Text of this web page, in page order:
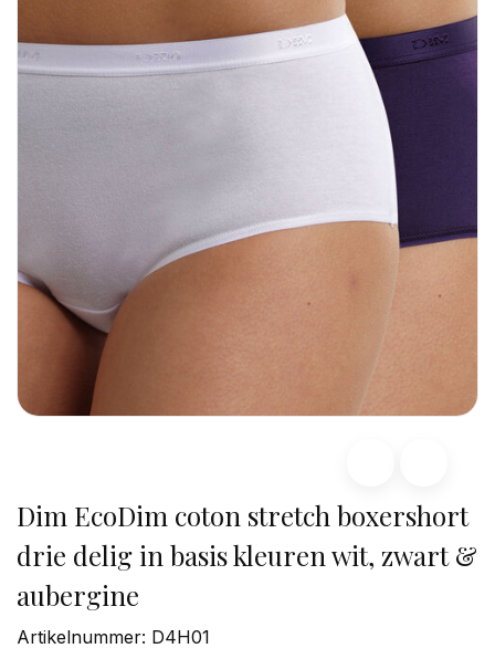
Dim EcoDim coton stretch boxershort
drie delig in basis kleuren wit, zwart &
aubergine
Artikelnummer: D4H01